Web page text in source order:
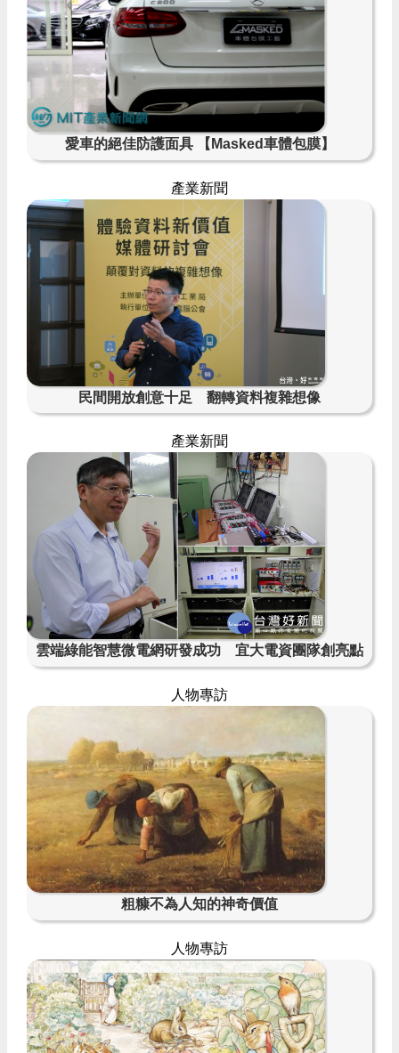
愛車的絕佳防護面具 【Masked車體包膜】
產業新聞
民間開放創意十足 翻轉資料複雜想像
產業新聞
雲端綠能智慧微電網研發成功 宜大電資團隊創亮點
人物專訪
粗糠不為人知的神奇價值
人物專訪